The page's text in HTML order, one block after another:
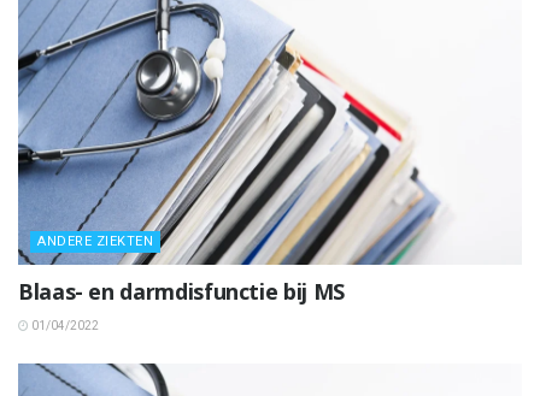
ANDERE ZIEKTEN
Blaas- en darmdisfunctie bij MS
01/04/2022